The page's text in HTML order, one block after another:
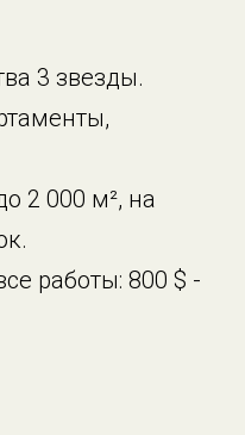
3 звезды.
2 000 м², на
работы: 800 $ -